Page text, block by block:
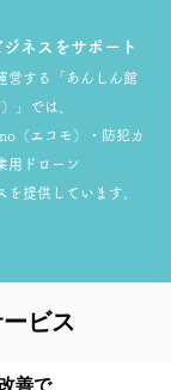
ネスをサポート
営する「あんしん館
」では、
（エコモ）・防犯カ
用ドローン
を提供しています。
ビス
善で